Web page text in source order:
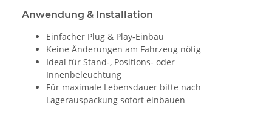
Anwendung & Installation
Einfacher Plug & Play‑Einbau
Keine Änderungen am Fahrzeug nötig
Ideal für Stand‑, Positions‑ oder
Innenbeleuchtung
Für maximale Lebensdauer bitte nach
Lagerauspackung sofort einbauen